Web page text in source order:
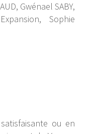
Gwénael SABY,
Sophie
ou en